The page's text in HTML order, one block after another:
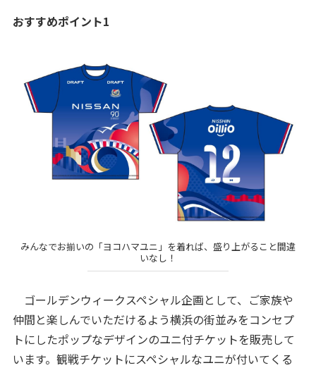
おすすめポイント1
みんなでお揃いの「ヨコハマユニ」を着れば、盛り上がること間違
いなし！
ゴールデンウィークスペシャル企画として、ご家族や
仲間と楽しんでいただけるよう横浜の街並みをコンセプ
トにしたポップなデザインのユニ付チケットを販売して
います。観戦チケットにスペシャルなユニが付いてくる